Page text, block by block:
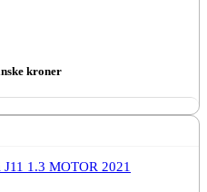
kroner
J11 1.3 MOTOR 2021